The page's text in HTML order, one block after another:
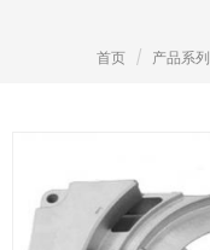
首页 / 产品系列